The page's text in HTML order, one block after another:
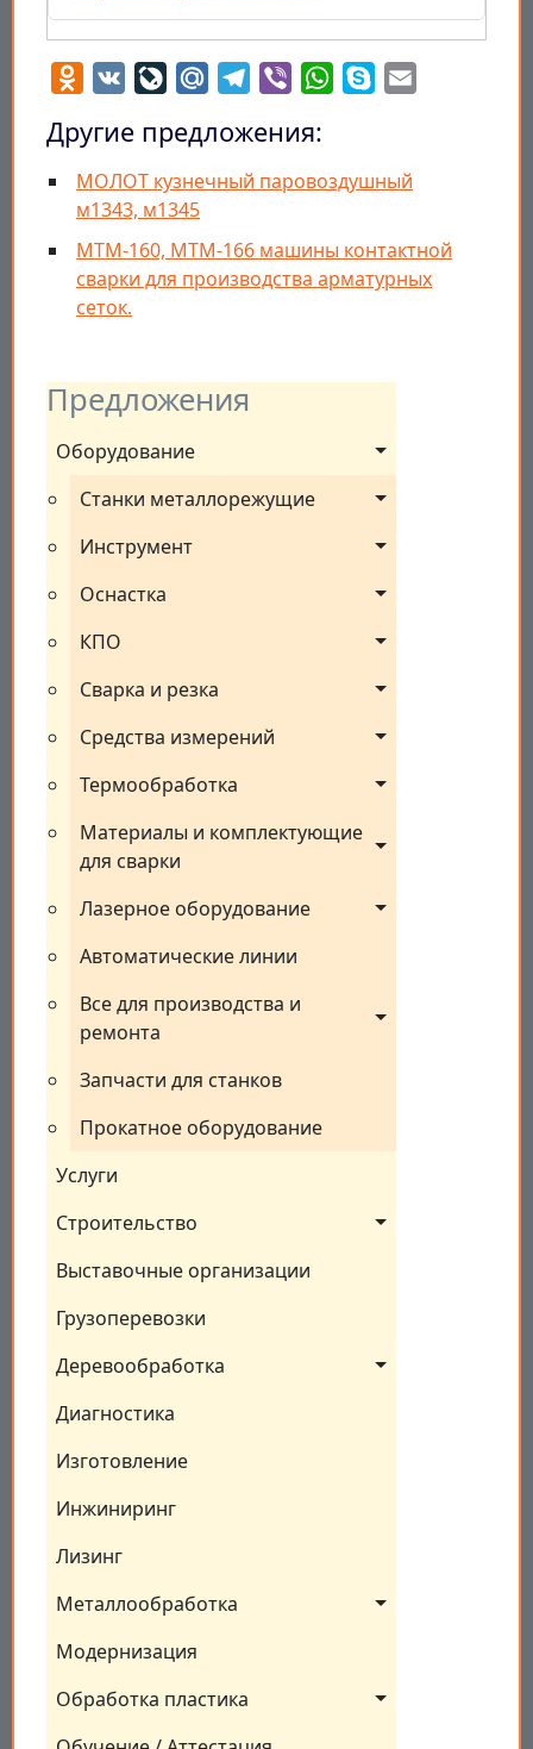
Предложения
Оборудование
Станки металлорежущие
Инструмент
Оснастка
КПО
Сварка и резка
Средства измерений
Термообработка
Материалы и комплектующие
для сварки
Лазерное оборудование
Автоматические линии
Все для производства и
ремонта
Запчасти для станков
Прокатное оборудование
Услуги
Строительство
Выставочные организации
Грузоперевозки
Деревообработка
Диагностика
Изготовление
Инжиниринг
Лизинг
Металлообработка
Модернизация
Обработка пластика
Odnoklassniki
VK LiveJournal
Mail.RuTelegram
Viber WhatsApp
Skype
Другие предложения:
МОЛОТ кузнечный паровоздушный
м1343, м1345
МТМ-160, МТМ-166 машины контактной
сварки для производства арматурных
сеток.